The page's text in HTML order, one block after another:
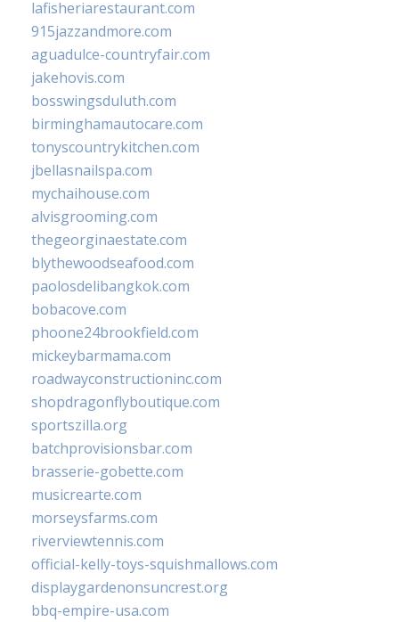
lafisheriarestaurant.com
915jazzandmore.com
aguadulce-countryfair.com
jakehovis.com
bosswingsduluth.com
birminghamautocare.com
tonyscountrykitchen.com
jbellasnailspa.com
mychaihouse.com
alvisgrooming.com
thegeorginaestate.com
blythewoodseafood.com
paolosdelibangkok.com
bobacove.com
phoone24brookfield.com
mickeybarmama.com
roadwayconstructioninc.com
shopdragonflyboutique.com
sportszilla.org
batchprovisionsbar.com
brasserie-gobette.com
musicrearte.com
morseysfarms.com
riverviewtennis.com
official-kelly-toys-squishmallows.com
displaygardenonsuncrest.org
bbq-empire-usa.com